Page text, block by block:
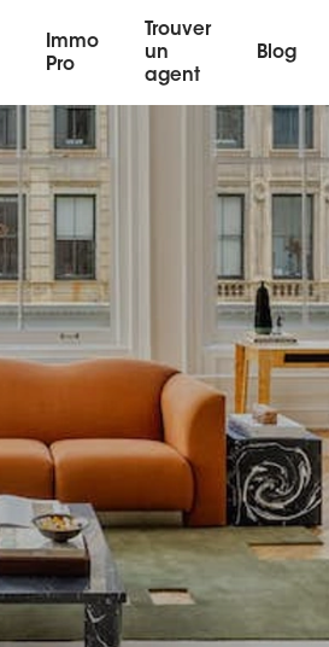
Immo
Pro
Trouver
un
agent
Blog